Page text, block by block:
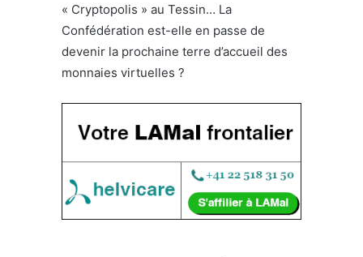
« Cryptopolis » au Tessin… La
Confédération est-elle en passe de
devenir la prochaine terre d’accueil des
monnaies virtuelles ?